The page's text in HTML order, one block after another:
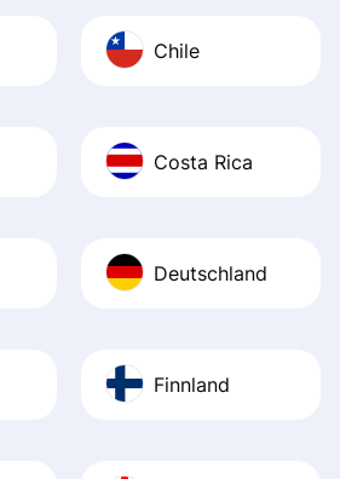
Chile
Costa Rica
Deutschland
Finnland